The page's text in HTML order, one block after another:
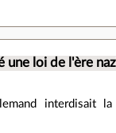
une loi de l'ère
interdisait